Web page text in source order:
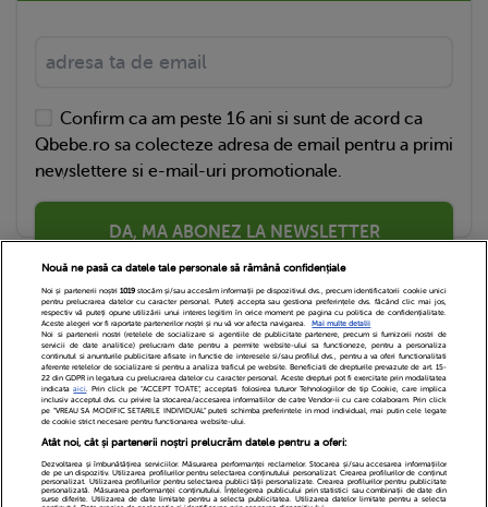
Confirm ca am peste 16 ani si sunt de acord ca
Qbebe.ro sa colecteze adresa de email pentru a primi
newslettere si e-mail-uri promotionale.
DA, MA ABONEZ LA NEWSLETTER
Echipa Editoriala Newsletter
Contact
Cariere
Cookies
Politica de confidentialitate
DivaHair Cosmetics
Despre noi
Nouă ne pasă ca datele tale personale să rămână confidențiale
Noi și partenerii noștri 1019stocăm și/sau accesăm informații pe dispozitivul dvs., precum identificatorii cookie unici
pentru prelucrarea datelor cu caracter personal. Puteți accepta sau gestiona preferințele dvs. făcând clic mai jos,
respectiv vă puteți opune utilizării unui interes legitim în orice moment pe pagina cu politica de confidențialitate.
Aceste alegeri vor fi raportate partenerilor noștri și nu vă vor afecta navigarea.
Mai multe detalii
Noi si partenerii nostri (retelele de socializare si agentiile de publicitate partenere, precum si furnizorii nostri de
servicii de date analitice) prelucram date pentru a permite website-ului sa functioneze, pentru a personaliza
continutul si anunturile publicitare afisate in functie de interesele si/sau profilul dvs., pentru a va oferi functionalitati
aferente retelelor de socializare si pentru a analiza traficul pe website. Beneficiati de drepturile prevazute de art. 15-
22 din GDPR in legatura cu prelucrarea datelor cu caracter personal. Aceste drepturi pot fi exercitate prin modalitatea
indicataaici. Prin click pe “ACCEPT TOATE”, acceptati folosirea tuturor Tehnologiilor de tip Cookie, care implica
inclusiv acceptul dvs. cu privire la stocarea/accesarea informatiilor de catre Vendor-ii cu care colaboram. Prin click
pe “VREAU SA MODIFIC SETARILE INDIVIDUAL” puteti schimba preferintele in mod individual, mai putin cele legate
de cookie strict necesare pentru functionarea website-ului.
Atât noi, cât și partenerii noștri prelucrăm datele pentru a oferi:
Dezvoltarea și îmbunătățirea serviciilor. Măsurarea performanței reclamelor. Stocarea și/sau accesarea informațiilor
de pe un dispozitiv. Utilizarea profilurilor pentru selectarea conținutului personalizat. Crearea profilurilor de conținut
personalizat. Utilizarea profilurilor pentru selectarea publicității personalizate. Crearea profilurilor pentru publicitate
personalizată. Măsurarea performanței conținutului. Înțelegerea publicului prin statistici sau combinații de date din
surse diferite. Utilizarea de date limitate pentru a selecta publicitatea. Utilizarea datelor limitate pentru a selecta